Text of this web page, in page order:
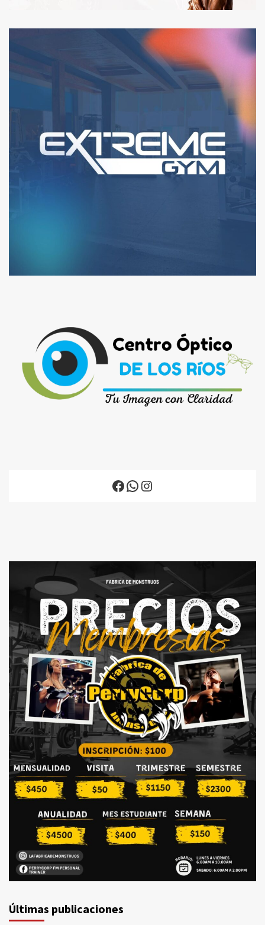
Facebook
WhatsApp
Instagram
Últimas publicaciones